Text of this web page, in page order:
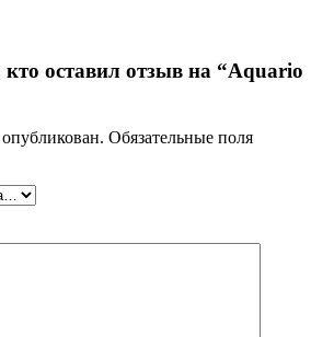
оставил отзыв на “Aquario
Обязательные поля